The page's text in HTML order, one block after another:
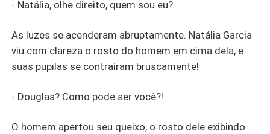
- Natália, olhe direito, quem sou eu?
As luzes se acenderam abruptamente. Natália Garcia
viu com clareza o rosto do homem em cima dela, e
suas pupilas se contraíram bruscamente!
- Douglas? Como pode ser você?!
O homem apertou seu queixo, o rosto dele exibindo